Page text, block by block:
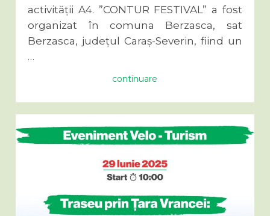
activității A4. ”CONTUR FESTIVAL” a fost
organizat în comuna Berzasca, sat
Berzasca, județul Caraș-Severin, fiind un
…
continuare